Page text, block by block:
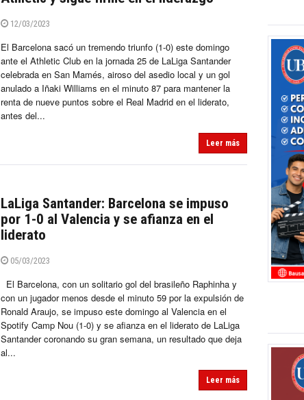
12/03/2023
El Barcelona sacó un tremendo triunfo (1-0) este domingo
ante el Athletic Club en la jornada 25 de LaLiga Santander
celebrada en San Mamés, airoso del asedio local y un gol
anulado a Iñaki Williams en el minuto 87 para mantener la
renta de nueve puntos sobre el Real Madrid en el liderato,
antes del...
Leer más
LaLiga Santander: Barcelona se impuso
por 1-0 al Valencia y se afianza en el
liderato
05/03/2023
El Barcelona, con un solitario gol del brasileño Raphinha y
con un jugador menos desde el minuto 59 por la expulsión de
Ronald Araujo, se impuso este domingo al Valencia en el
Spotify Camp Nou (1-0) y se afianza en el liderato de LaLiga
Santander coronando su gran semana, un resultado que deja
al...
Leer más